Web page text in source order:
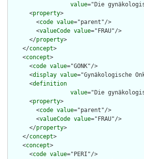
value="Die
      <
property>
        <
code value="parent"/>
        <
valueCode value="FRAU"/>
      </
property>
    </
concept>
    <
concept>
      <
code value="GONK"/>
      <
display value="Gynäkologische
      <
definition
value="Die
      <
property>
        <
code value="parent"/>
        <
valueCode value="FRAU"/>
      </
property>
    </
concept>
    <
concept>
      <
code value="PERI"/>